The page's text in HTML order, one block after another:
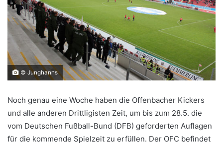
© Junghanns
Noch genau eine Woche haben die Offenbacher Kickers
und alle anderen Drittligisten Zeit, um bis zum 28.5. die
vom Deutschen Fußball-Bund (DFB) geforderten Auflagen
für die kommende Spielzeit zu erfüllen. Der OFC befindet